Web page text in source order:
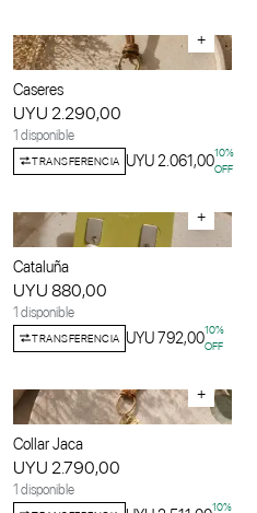
+
Caseres
UYU 2.290,00
1 disponible
TRANSFERENCIA UYU 2.061,0010%
OFF
+
Cataluña
UYU 880,00
1 disponible
TRANSFERENCIA UYU 792,0010%
OFF
+
Collar Jaca
UYU 2.790,00
1 disponible
10%